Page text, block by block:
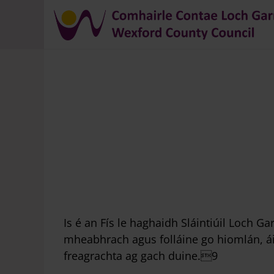
Is é an Fís le haghaidh Sláintiúil Loch
mheabhrach agus folláine go hiomlán,
freagrachta ag gach duine.9